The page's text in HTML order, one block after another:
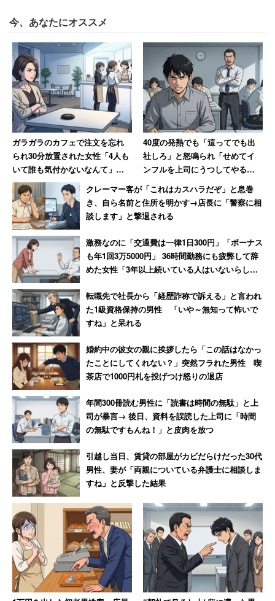
ターで、「もう学生だった気づいているのに」と
約1万1800件リツイートされた。
「18歳とは思えないほど鋭いですね」というコメントをは
じめ、女子生徒の意見に賛同する意見が多く見られる。
「残業,休出は出来の悪い子の補習と同じやで。 早く
帰りて」
「長時間労働は『所属組織に貢献している事』を明
確に示せる最も単純で効果的な方法」
「職場もそう。いまだに長く働き残業多い奴
が評価される。違うだろ！」
量を重視して生徒を長時間拘束する現状は「ブラック部
活」と称され、問題となっている。昨年8月放送の「クロ
ーズアップ現代」（NHK総合）では、吹奏楽部に入る女
子生徒のスケジュールが紹介されていた。実質的な休みは
月に3日間のみにもかかわらず、半強制的に練習させられ
るという。これではオフィスに縛り付けられて疲弊するブ
ラック企業と変わりない。
部活ではなぜ質より量が重視されるのだろうか。教員にと
って部活動はボランティアであり、顧問を担当する部活に
専門性を有しているとは限らない。そのため「質」ではな
く「時間」でしか生徒を評価できないという可能性もあり
そうだ。
女子高生の投書には「学校は質よりも量じゃないかな。仕
事とは違う」という反論が見られたが、だとしても遅くま
で残り、限界まで練習するというのはいかがなものだろう
今、あなたにオススメ
ガラガラのカフェで注文を忘れ
られ30分放置された女性「4人も
いて誰も気付かないなんて」
→「絶対その店には行かない」
40度の発熱でも「這ってでも出
社しろ」と怒鳴られ「せめてイ
ンフルを上司にうつしてやる」
は「潰された」【後編】
クレーマー客が「これはカスハラだぞ」と息巻
き、自ら名前と住所を明かす→店長に「警察に相
談します」と撃退される
激務なのに「交通費は一律1日300円」「ボーナス
も年1回3万5000円」 36時間勤務にも疲弊して辞
めた女性「3年以上続いている人はいないらし
転職先で社長から「経歴詐称で訴える」と言われ
た1級資格保持の男性 「いや～無知って怖いで
すね」と呆れる
婚約中の彼女の親に挨拶したら「この話はなかっ
たことにしてくれない？」突然フラれた男性 喫
茶店で1000円札を投げつけ怒りの退店
年間300冊読む男性に「読書は時間の無駄」と上
司が暴言→ 後日、資料を誤読した上司に「時間
の無駄ですもんね！」と皮肉を放つ
引越し当日、賃貸の部屋がカビだらけだった30代
男性、妻が「両親についている弁護士に相談しま
すね」と反撃した結果